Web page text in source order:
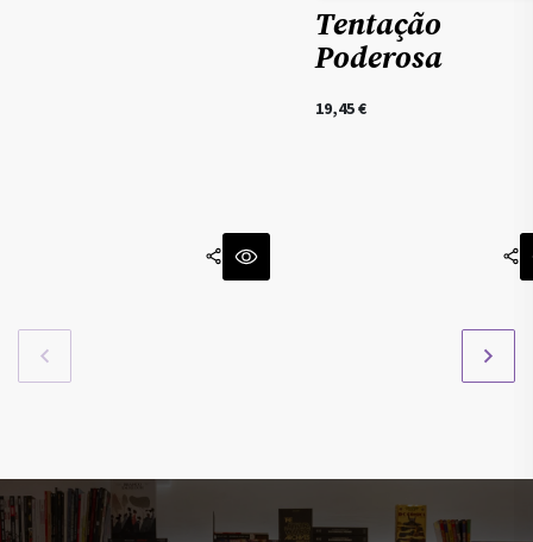
Tentação
Poderosa
19,45€